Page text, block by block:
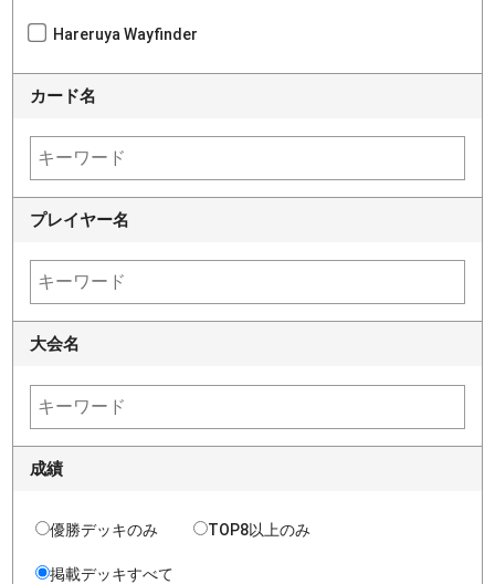
Hareruya Wayfinder
カード名
プレイヤー名
大会名
成績
優勝デッキのみ TOP8以上のみ
掲載デッキすべて